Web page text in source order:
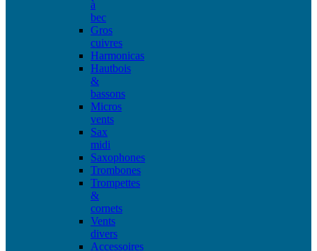
à
bec
Gros
cuivres
Harmonicas
Hautbois
&
bassons
Micros
vents
Sax
midi
Saxophones
Trombones
Trompettes
&
cornets
Vents
divers
Accessoires